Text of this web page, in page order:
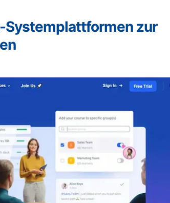
Systemplattformen zur